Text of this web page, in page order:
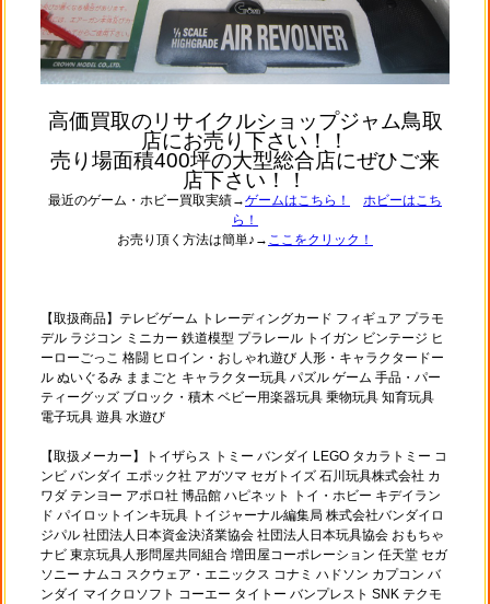
高価買取のリサイクルショップジャム鳥取
店にお売り下さい！！
売り場面積400坪の大型総合店にぜひご来
店下さい！！
最近のゲーム・ホビー買取実績→ゲームはこちら！
ホビーはこち
ら！
お売り頂く方法は簡単♪→ ここをクリック！
【取扱商品】テレビゲーム トレーディングカード フィギュア プラモ
デル ラジコン ミニカー 鉄道模型 プラレール トイガン ビンテージ ヒ
ーローごっこ 格闘 ヒロイン・おしゃれ遊び 人形・キャラクタードー
ル ぬいぐるみ ままごと キャラクター玩具 パズル ゲーム 手品・パー
ティーグッズ ブロック・積木 ベビー用楽器玩具 乗物玩具 知育玩具
電子玩具 遊具 水遊び
【取扱メーカー】トイザらス トミー バンダイ LEGO タカラトミー コ
ンビ バンダイ エポック社 アガツマ セガトイズ 石川玩具株式会社 カ
ワダ テンヨー アポロ社 博品館 ハピネット トイ・ホビー キデイラン
ド パイロットインキ玩具 トイジャーナル編集局 株式会社バンダイロ
ジパル 社団法人日本資金決済業協会 社団法人日本玩具協会 おもちゃ
ナビ 東京玩具人形問屋共同組合 増田屋コーポレーション 任天堂 セガ
ソニー ナムコ スクウェア・エニックス コナミ ハドソン カプコン バ
ンダイ マイクロソフト コーエー タイトー バンプレスト SNK テクモ